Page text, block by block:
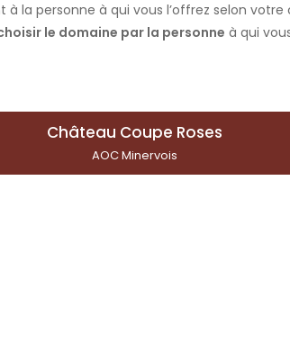
la personne à qui vous l’offrez selon votre
le domaine par la personne à qui
Château Coupe Roses
AOC Minervois